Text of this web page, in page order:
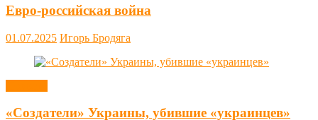
Евро-российская война
01.07.2025 Игорь Бродяга
«Создатели» Украины, убившие «украинцев»